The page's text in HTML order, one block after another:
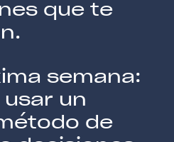
que te
semana:
un
de